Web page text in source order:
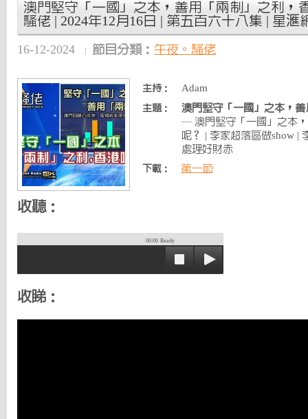
澳門堅守「一國」之本，善用「兩制」之利，
騷佬 | 2024年12月16日 | 第五百六十八集 | 星滙
16-12-2024 節目分類： 午夜。騷佬
主持： Adam
主題：
澳門堅守「一國」之本，
— 澳門堅守「一國」之本
呢？ | 李家超落區做show |
處理好財赤
下載： 第一節
收聽：
00:00 Ready
收睇：